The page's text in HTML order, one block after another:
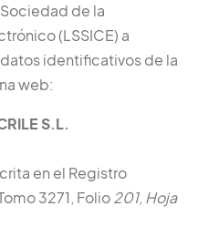
de la
(LSSICE) a
identificativos de la
web:
S.L.
en el Registro
3271, Folio201, Hoja